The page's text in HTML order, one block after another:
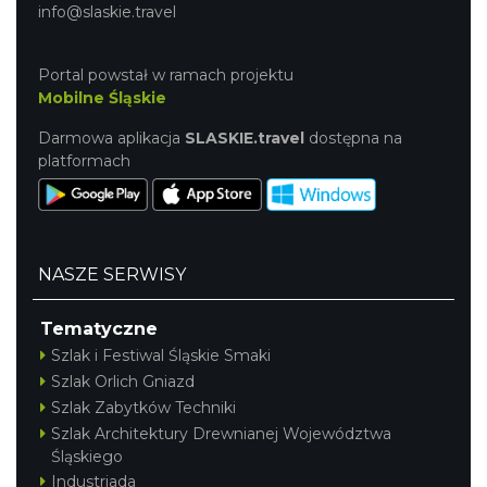
info@slaskie.travel
Portal powstał w ramach projektu
Mobilne Śląskie
Darmowa aplikacja SLASKIE.travel dostępna na
platformach
NASZE SERWISY
Tematyczne
Szlak i Festiwal Śląskie Smaki
Szlak Orlich Gniazd
Szlak Zabytków Techniki
Szlak Architektury Drewnianej Województwa
Śląskiego
Industriada